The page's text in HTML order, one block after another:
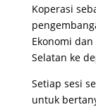
Koperasi
Ekonomi
Selatan ke
Setiap sesi
untuk